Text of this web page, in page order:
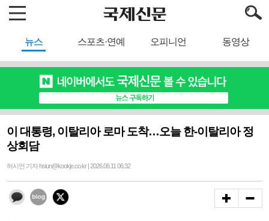
뉴스 스포츠·연예 오피니언 동영상
이 대통령, 이탈리아 로마 도착…오늘 한-이탈리아 정
상회담
허시언 기자 hsiun@kookje.co.kr | 2026.06.11 06:32